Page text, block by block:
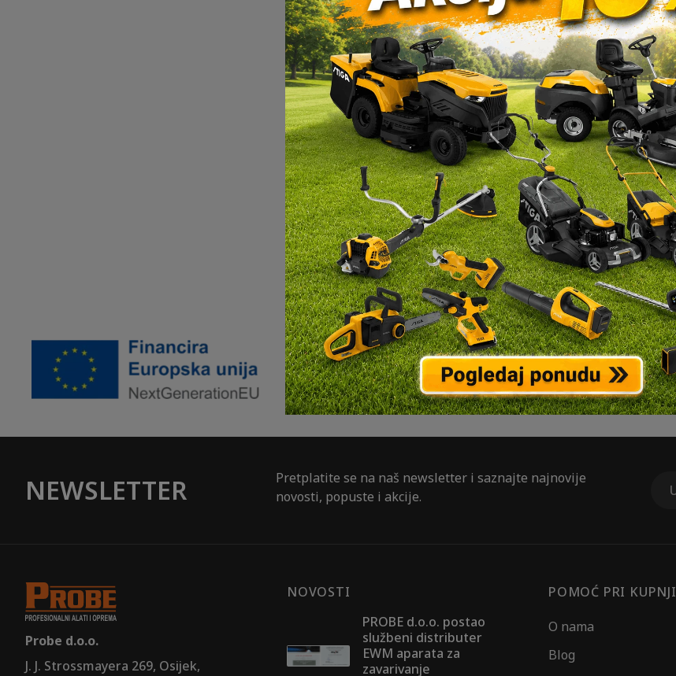
Brusilica tračna
Makita 9031
189,90€
DODAJ U KOŠARICU
Brusilica tračna
Makita 9032
153,90€
NEDOSTUPNO
NEWSLETTER
Pretplatite se na naš newsletter i saznajte najnovije
novosti, popuste i akcije.
Probe d.o.o.
J. J. Strossmayera 269, Osijek,
NOVOSTI
PROBE d.o.o. postao
službeni distributer
EWM aparata za
zavarivanje
POMOĆ PRI KUPNJI
O nama
Blog